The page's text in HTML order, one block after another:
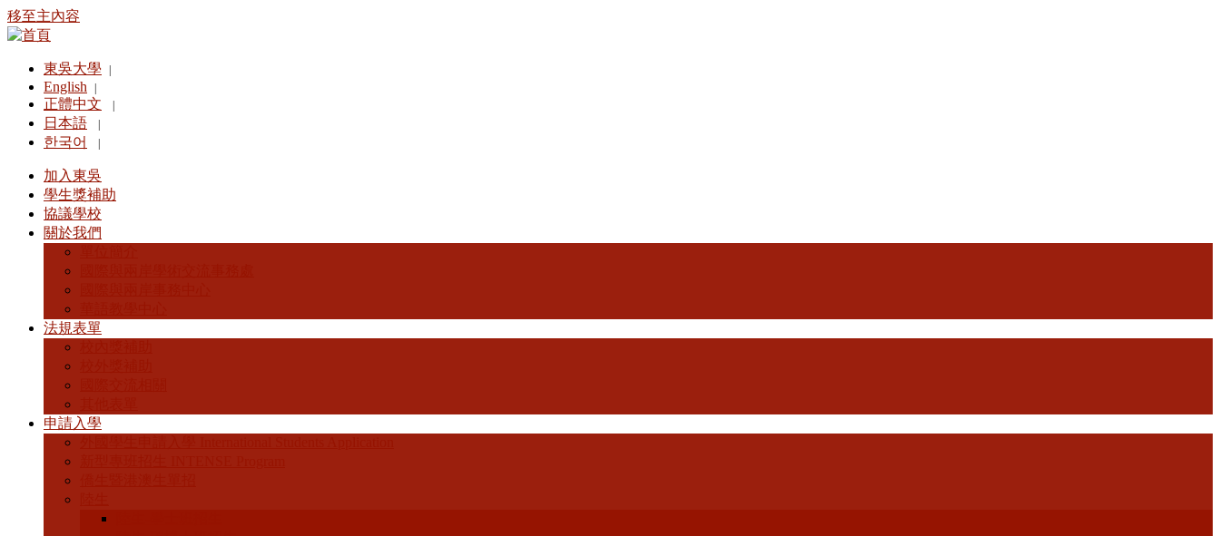
移至主內容
東吳大學
English
正體中文
日本語
한국어
加入東吳
學生獎補助
協議學校
關於我們
法規表單
申請入學